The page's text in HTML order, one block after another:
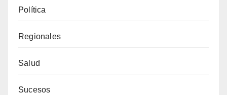
Política
Regionales
Salud
Sucesos